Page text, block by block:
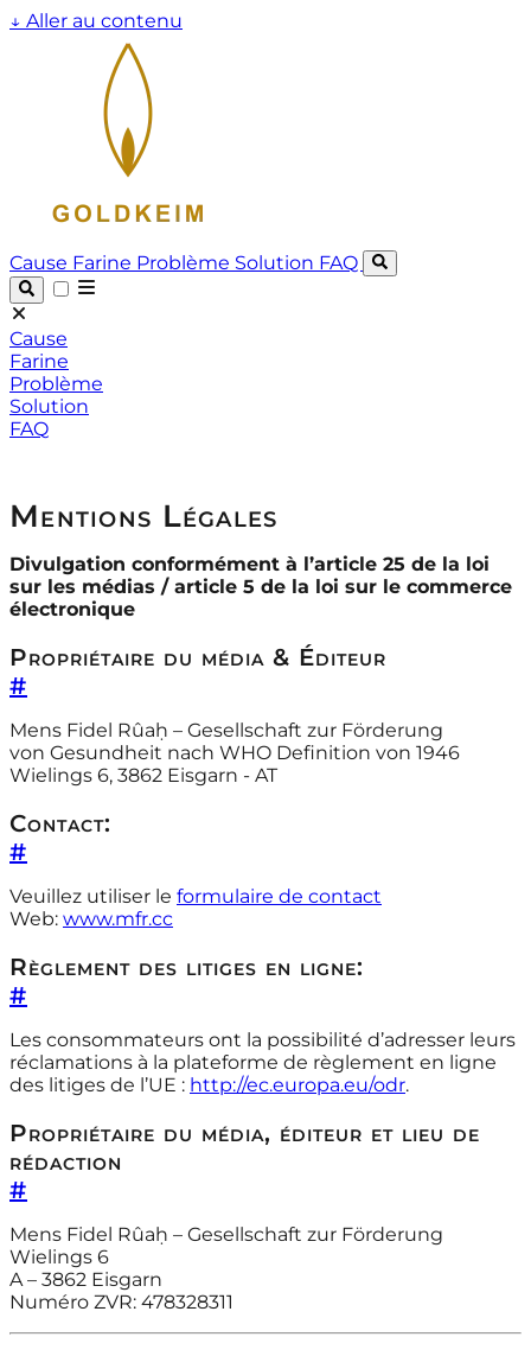
↓ Aller au contenu
Cause Farine Problème Solution FAQ
Cause
Farine
Problème
Solution
FAQ
Mentions Légales
Divulgation conformément à l’article 25 de la loi
sur les médias / article 5 de la loi sur le commerce
électronique
Propriétaire du média & Éditeur
#
Mens Fidel Rûaḥ – Gesellschaft zur Förderung
von Gesundheit nach WHO Definition von 1946
Wielings 6, 3862 Eisgarn - AT
Contact:
#
Veuillez utiliser le formulaire de contact
Web: www.mfr.cc
Règlement des litiges en ligne:
#
Les consommateurs ont la possibilité d’adresser leurs
réclamations à la plateforme de règlement en ligne
des litiges de l’UE : http://ec.europa.eu/odr.
Propriétaire du média, éditeur et lieu de
rédaction
#
Mens Fidel Rûaḥ – Gesellschaft zur Förderung
Wielings 6
A – 3862 Eisgarn
Numéro ZVR: 478328311